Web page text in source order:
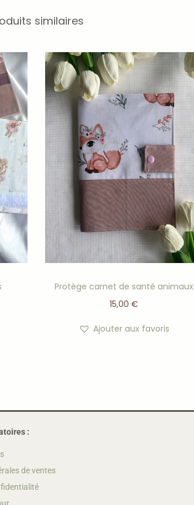
similaires
Protège carnet de santé animaux
15,00€
Ajouter aux favoris
:
de ventes